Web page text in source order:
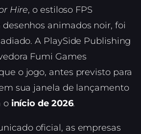
Hire, o estiloso FPS
animados noir, foi
A PlaySide Publishing
Fumi Games
o jogo, antes previsto para
sua janela de lançamento
o início de 2026.
oficial, as empresas